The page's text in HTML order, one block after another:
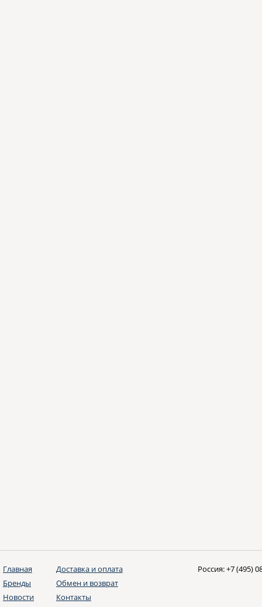
Главная
Бренды
Новости
Доставка и оплата
Обмен и возврат
Контакты
Россия:+7 (495)